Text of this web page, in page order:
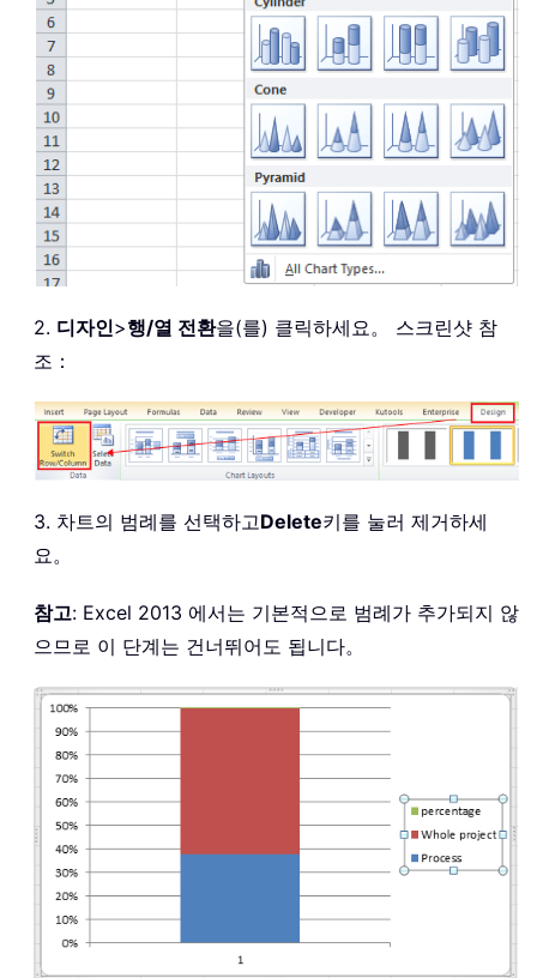
2. 디자인>행/열 전환을(를) 클릭하세요。 스크린샷 참
조：
3. 차트의 범례를 선택하고Delete키를 눌러 제거하세
요。
참고: Excel 2013 에서는 기본적으로 범례가 추가되지 않
으므로 이 단계는 건너뛰어도 됩니다。